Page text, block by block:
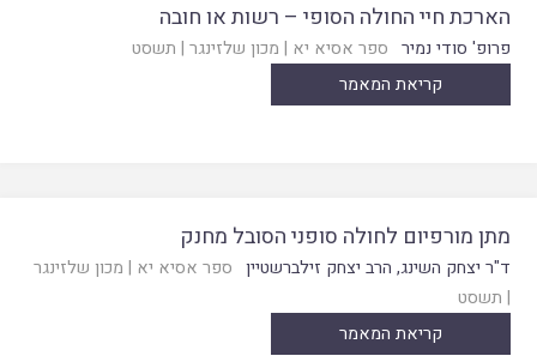
הארכת חיי החולה הסופי – רשות או חובה
פרופ' סודי נמיר ספר אסיא יא | מכון שלזינגר | תשסט
קריאת המאמר
מתן מורפיום לחולה סופני הסובל מחנק
ד"ר יצחק השינג, הרב יצחק זילברשטיין ספר אסיא יא | מכון שלזינגר
| תשסט
קריאת המאמר